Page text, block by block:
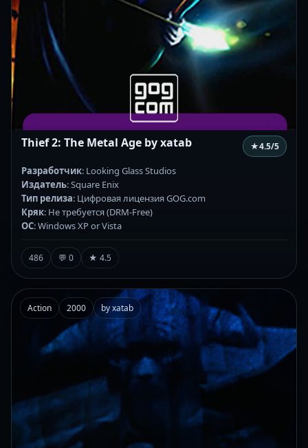
Thief 2: The Metal Age by xatab ★4.5/5
Разработчик: Looking Glass Studios
Издатель: Square Enix
Тип релиза: Цифровая лицензия GOG.com
Кряк: Не требуется (DRM-Free)
ОС: Windows XP or Vista
486 💬 0 ★ 4.5
Action 2000 by xatab